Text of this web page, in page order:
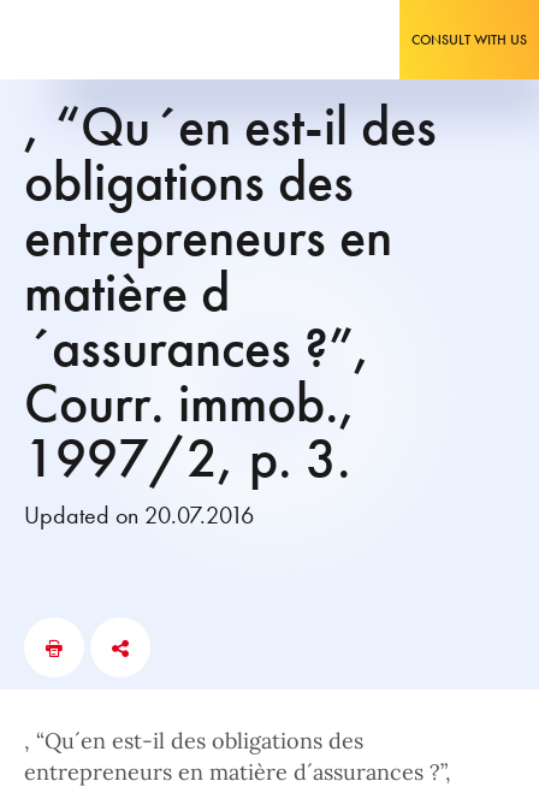
CONSULT WITH US
, “Qu´en est-il des
obligations des
entrepreneurs en
matière d
´assurances ?”,
Courr. immob.,
1997/2, p. 3.
Updated on 20.07.2016
, “Qu´en est-il des obligations des
entrepreneurs en matière d´assurances ?”,